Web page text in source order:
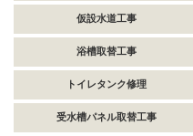
仮設水道工事
浴槽取替工事
トイレタンク修理
受水槽パネル取替工事